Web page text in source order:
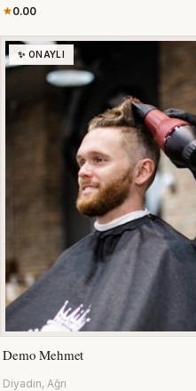
0.00
✨ ONAYLI
Demo Mehmet
Diyadin, Ağrı